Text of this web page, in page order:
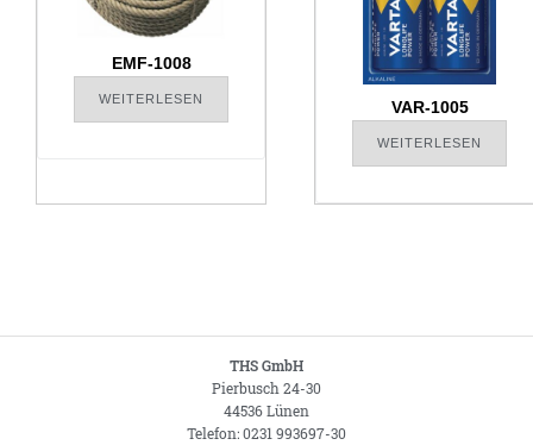
EMF-1008
WEITERLESEN VAR-1005
WEITERLESEN
THS GmbH
Pierbusch 24-30
44536 Lünen
Telefon: 0231 993697-30